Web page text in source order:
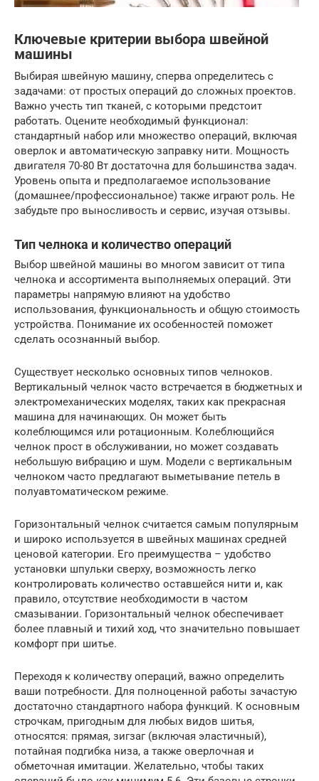
Ключевые критерии выбора швейной
машины
Выбирая швейную машину, сперва определитесь с
задачами: от простых операций до сложных проектов.
Важно учесть тип тканей, с которыми предстоит
работать. Оцените необходимый функционал:
стандартный набор или множество операций, включая
оверлок и автоматическую заправку нити. Мощность
двигателя 70-80 Вт достаточна для большинства задач.
Уровень опыта и предполагаемое использование
(домашнее/профессиональное) также играют роль. Не
забудьте про выносливость и сервис, изучая отзывы.
Тип челнока и количество операций
Выбор швейной машины во многом зависит от типа
челнока и ассортимента выполняемых операций. Эти
параметры напрямую влияют на удобство
использования, функциональность и общую стоимость
устройства. Понимание их особенностей поможет
сделать осознанный выбор.
Существует несколько основных типов челноков.
Вертикальный челнок часто встречается в бюджетных и
электромеханических моделях, таких как прекрасная
машина для начинающих. Он может быть
колеблющимся или ротационным. Колеблющийся
челнок прост в обслуживании, но может создавать
небольшую вибрацию и шум. Модели с вертикальным
челноком часто предлагают выметывание петель в
полуавтоматическом режиме.
Горизонтальный челнок считается самым популярным
и широко используется в швейных машинах средней
ценовой категории. Его преимущества – удобство
установки шпульки сверху, возможность легко
контролировать количество оставшейся нити и, как
правило, отсутствие необходимости в частом
смазывании. Горизонтальный челнок обеспечивает
более плавный и тихий ход, что значительно повышает
комфорт при шитье.
Переходя к количеству операций, важно определить
ваши потребности. Для полноценной работы зачастую
достаточно стандартного набора функций. К основным
строчкам, пригодным для любых видов шитья,
относятся: прямая, зигзаг (включая эластичный),
потайная подгибка низа, а также оверлочная и
обметочная имитации. Желательно, чтобы таких